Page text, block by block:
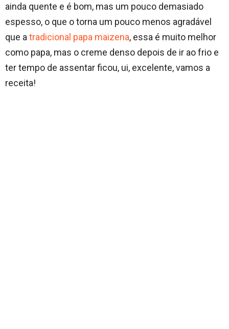
ainda quente e é bom, mas um pouco demasiado
espesso, o que o torna um pouco menos agradável
que a tradicional papa maizena, essa é muito melhor
como papa, mas o creme denso depois de ir ao frio e
ter tempo de assentar ficou, ui, excelente, vamos a
receita!